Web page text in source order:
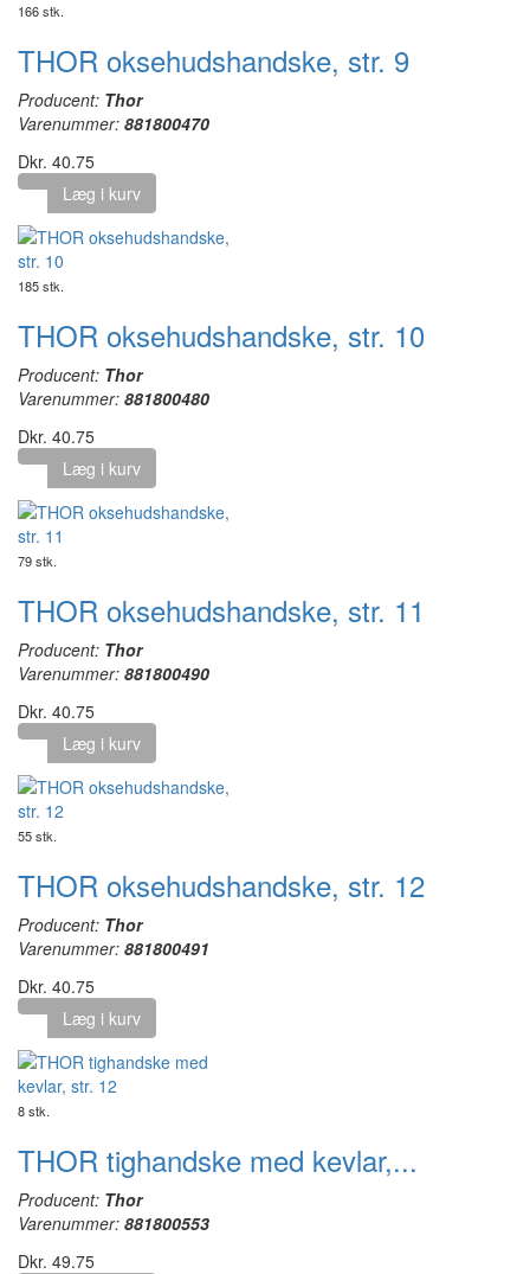
166 stk.
THOR oksehudshandske, str. 9
Producent: Thor
Varenummer: 881800470
Dkr. 40.75
Læg i kurv
185 stk.
THOR oksehudshandske, str. 10
Producent: Thor
Varenummer: 881800480
Dkr. 40.75
Læg i kurv
79 stk.
THOR oksehudshandske, str. 11
Producent: Thor
Varenummer: 881800490
Dkr. 40.75
Læg i kurv
55 stk.
THOR oksehudshandske, str. 12
Producent: Thor
Varenummer: 881800491
Dkr. 40.75
Læg i kurv
8 stk.
THOR tighandske med kevlar,...
Producent: Thor
Varenummer: 881800553
Dkr. 49.75